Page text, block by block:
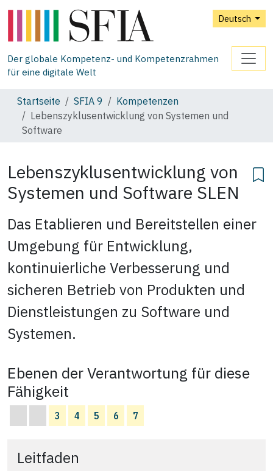
Deutsch
Der globale Kompetenz- und Kompetenzrahmen
für eine digitale Welt
Startseite SFIA 9
Kompetenzen
Lebenszyklusentwicklung von Systemen und
Software
Lebenszyklusentwicklung von
Systemen und Software SLEN
Das Etablieren und Bereitstellen einer
Umgebung für Entwicklung,
kontinuierliche Verbesserung und
sicheren Betrieb von Produkten und
Dienstleistungen zu Software und
Systemen.
Ebenen der Verantwortung für diese
Fähigkeit
3 4 5 6 7
Leitfaden